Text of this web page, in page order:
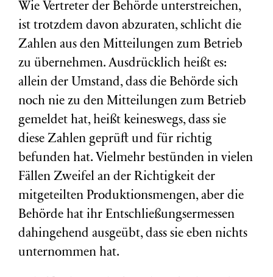
Wie Vertreter der Behörde unterstreichen,
ist trotzdem davon abzuraten, schlicht die
Zahlen aus den Mitteilungen zum Betrieb
zu übernehmen. Ausdrücklich heißt es:
allein der Umstand, dass die Behörde sich
noch nie zu den Mitteilungen zum Betrieb
gemeldet hat, heißt keineswegs, dass sie
diese Zahlen geprüft und für richtig
befunden hat. Vielmehr bestünden in vielen
Fällen Zweifel an der Richtigkeit der
mitgeteilten Produktionsmengen, aber die
Behörde hat ihr Entschließungsermessen
dahingehend ausgeübt, dass sie eben nichts
unternommen hat.